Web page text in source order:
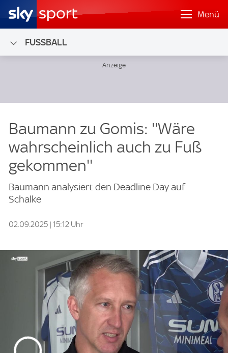
Menü
FUSSBALL
Baumann zu Gomis: ''Wäre
wahrscheinlich auch zu Fuß
gekommen''
Baumann analysiert den Deadline Day auf
Schalke
02.09.2025 | 15:12 Uhr